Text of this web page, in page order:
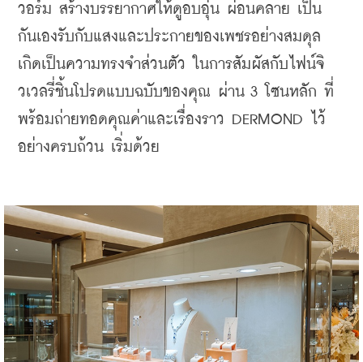
วอร์ม สร้างบรรยากาศให้ดูอบอุ่น ผ่อนคลาย เป็น
กันเองรับกับแสงและประกายของเพชรอย่างสมดุล
เกิดเป็นความทรงจำส่วนตัว ในการสัมผัสกับไฟน์จิ
วเวลรี่ชิ้นโปรดแบบฉบับของคุณ ผ่าน 3 โซนหลัก ที่
พร้อมถ่ายทอดคุณค่าและเรื่องราว DERMOND ไว้
อย่างครบถ้วน เริ่มด้วย